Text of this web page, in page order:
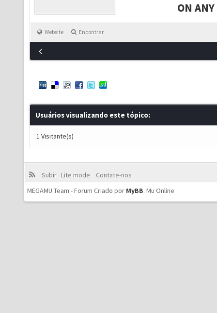
ON
Website Encontrar
Usuários visualizando este tópico:
1 Visitante(s)
Subir Lite mode
Contate-nos
MEGAMU Team - Forum Criado por MyBB. Mu Online